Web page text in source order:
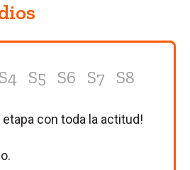
S4 S5 S6 S7 S8
etapa con toda la actitud!